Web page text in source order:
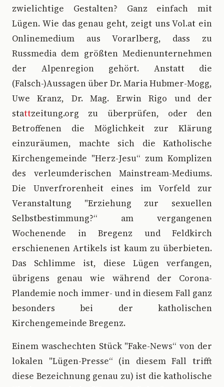
zwielichtige Gestalten? Ganz einfach mit
Lügen. Wie das genau geht, zeigt uns Vol.at ein
Onlinemedium aus Vorarlberg, dass zu
Russmedia dem größten Medienunternehmen
der Alpenregion gehört. Anstatt die
(Falsch-)Aussagen über Dr. Maria Hubmer-Mogg,
Uwe Kranz, Dr. Mag. Erwin Rigo und der
stattzeitung.org zu überprüfen, oder den
Betroffenen die Möglichkeit zur Klärung
einzuräumen, machte sich die Katholische
Kirchengemeinde "Herz-Jesu“ zum Komplizen
des verleumderischen Mainstream-Mediums.
Die Unverfrorenheit eines im Vorfeld zur
Veranstaltung "Erziehung zur sexuellen
Selbstbestimmung?“ am vergangenen
Wochenende in Bregenz und Feldkirch
erschienenen Artikels ist kaum zu überbieten.
Das Schlimme ist, diese Lügen verfangen,
übrigens genau wie während der Corona-
Plandemie noch immer- und in diesem Fall ganz
besonders bei der katholischen
Kirchengemeinde Bregenz.
Einem waschechten Stück "Fake-News“ von der
lokalen "Lügen-Presse“ (in diesem Fall trifft
diese Bezeichnung genau zu) ist die katholische